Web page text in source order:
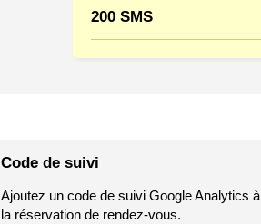
200 SMS
Code de suivi
Ajoutez un code de suivi Google Analytics
la réservation de rendez-vous.